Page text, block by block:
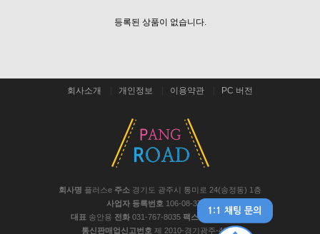
등록된 상품이 없습니다.
회사소개 개인정보 이용약관 PC 버전
회사명 플러스e 주소 경기도 광주시 통미로 24(송정동) 1층
사업자 등록번호 106-08-37441
대표 송안용 전화 031-767-8035 팩스 031-767-8048
통신판매업신고번호 제 2010-경기광주-467호